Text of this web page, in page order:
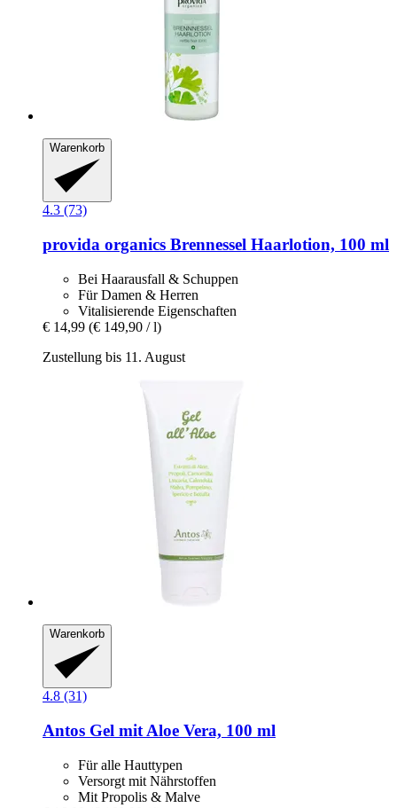
Warenkorb
4.3 (73)
provida organics Brennessel Haarlotion, 100 ml
Bei Haarausfall & Schuppen
Für Damen & Herren
Vitalisierende Eigenschaften
€ 14,99 (€ 149,90 / l)
Zustellung bis 11. August
Warenkorb
4.8 (31)
Antos Gel mit Aloe Vera, 100 ml
Für alle Hauttypen
Versorgt mit Nährstoffen
Mit Propolis & Malve